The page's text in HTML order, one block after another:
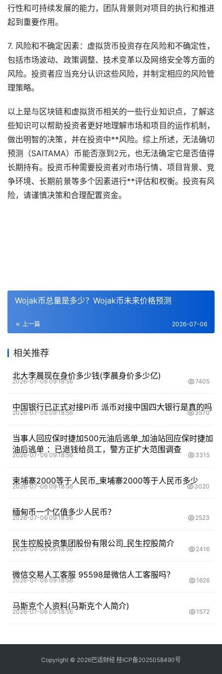
行性和可持续发展的能力，团队背景则对项目的执行和推进
起到重要作用。
7. 风险和不确定因素：虚拟货币投资存在风险和不确定性，
包括市场波动、政策调整、技术变革以及网络安全等方面的
风险。投资者应当充分认识这些风险，并制定相应的风险管
理策略。
以上是与区块链和虚拟货币相关的一些行业知识点，了解这
些知识可以帮助投资者更好地理解市场和项目的运作机制，
做出明智的决策，并在投资中**风险。综上所述，无法确切
预测（SAITAMA）币能否涨到2元，也无法确定它是否值得
长期持有。投资币种需要投资者对市场行情、项目背景、竞
争环境、长期前景等多个因素进行**评估和权衡。投资有风
险，请谨慎决策和合理配置资金。
Wojak币总量是多少？Wojak币未来价格预测
上一篇 2026-07-06
相关推荐
北大李晨现在身价多少钱(李晨身价多少亿)
2026-07-06 09:18:56 7405
中国银行已正式对接Pi币 派币对接中国四大银行是真的吗
2026-07-06 09:18:56 3570
当事人回应保时捷加500元油后逃单_加油站回应保时捷加
油后逃单 ：已退钱给员工，警方正扩大范围调查
2026-07-06 09:18:56 3315
柬埔寨2000等于人民币_柬埔寨2000等于人民币多少
2026-07-06 09:18:56 3020
缅甸币一个亿值多少人民币？
2026-07-06 09:18:56 2523
民生控股投资集团股份有限公司_民生控股简介
2026-07-06 09:18:56 2416
微信交易人工客服 95598是微信人工客服吗？
2026-07-06 09:18:56 1626
马斯克个人资料(马斯克个人简介)
2026-07-06 09:18:56 1572
Copyright © 2026巴适财经 桂ICP备2025058490号